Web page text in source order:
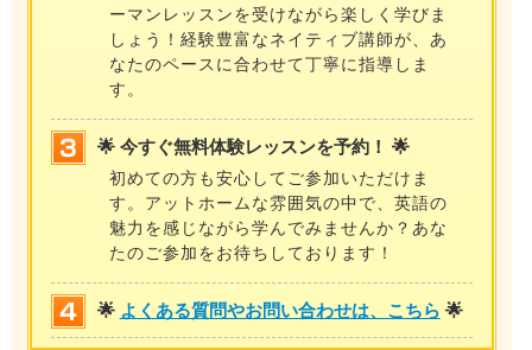
ーマンレッスンを受けながら楽しく学びま
しょう！経験豊富なネイティブ講師が、あ
なたのペースに合わせて丁寧に指導しま
す。
🌟 今すぐ無料体験レッスンを予約！ 🌟
初めての方も安心してご参加いただけま
す。アットホームな雰囲気の中で、英語の
魅力を感じながら学んでみませんか？あな
たのご参加をお待ちしております！
🌟 よくある質問やお問い合わせは、こちら 🌟